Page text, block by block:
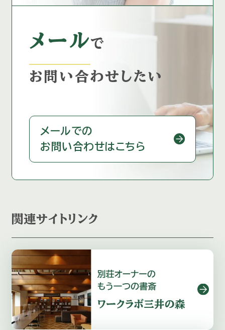
メールで
お問い合わせしたい
メールでの
お問い合わせはこちら
関連サイトリンク